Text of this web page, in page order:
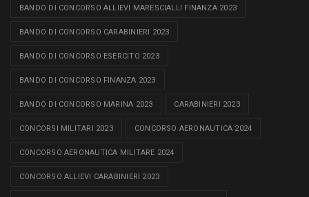
BANDO DI CONCORSO ALLIEVI MARESCIALLI FINANZA 2023
BANDO DI CONCORSO CARABINIERI 2023
BANDO DI CONCORSO ESERCITO 2023
BANDO DI CONCORSO FINANZA 2023
BANDO DI CONCORSO MARINA 2023 CARABINIERI 2023
CONCORSI MILITARI 2023 CONCORSO AERONAUTICA 2024
CONCORSO AERONAUTICA MILITARE 2024
CONCORSO ALLIEVI CARABINIERI 2023